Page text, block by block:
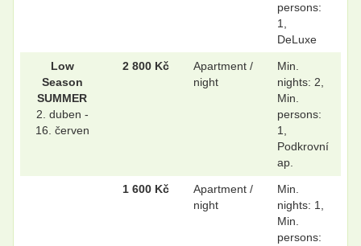
persons:
1,
DeLuxe
Low
Season
SUMMER
2. duben -
16. červen
2 800 Kč
Apartment /
night
Min.
nights: 2,
Min.
persons:
1,
Podkrovní
ap.
1 600 Kč
Apartment /
night
Min.
nights: 1,
Min.
persons: